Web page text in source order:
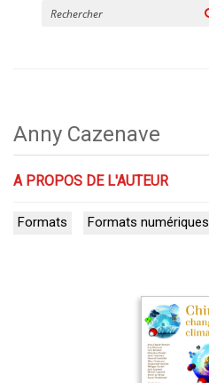
Anny Cazenave
A PROPOS DE L'AUTEUR
Formats Formats numériques